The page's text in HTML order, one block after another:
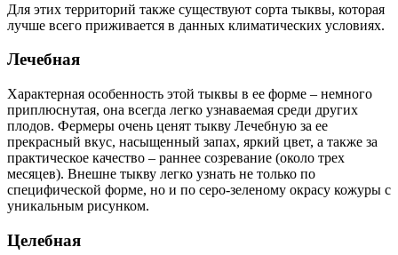
Для этих территорий также существуют сорта тыквы, которая
лучше всего приживается в данных климатических условиях.
Лечебная
Характерная особенность этой тыквы в ее форме – немного
приплюснутая, она всегда легко узнаваемая среди других
плодов. Фермеры очень ценят тыкву Лечебную за ее
прекрасный вкус, насыщенный запах, яркий цвет, а также за
практическое качество – раннее созревание (около трех
месяцев). Внешне тыкву легко узнать не только по
специфической форме, но и по серо-зеленому окрасу кожуры с
уникальным рисунком.
Целебная